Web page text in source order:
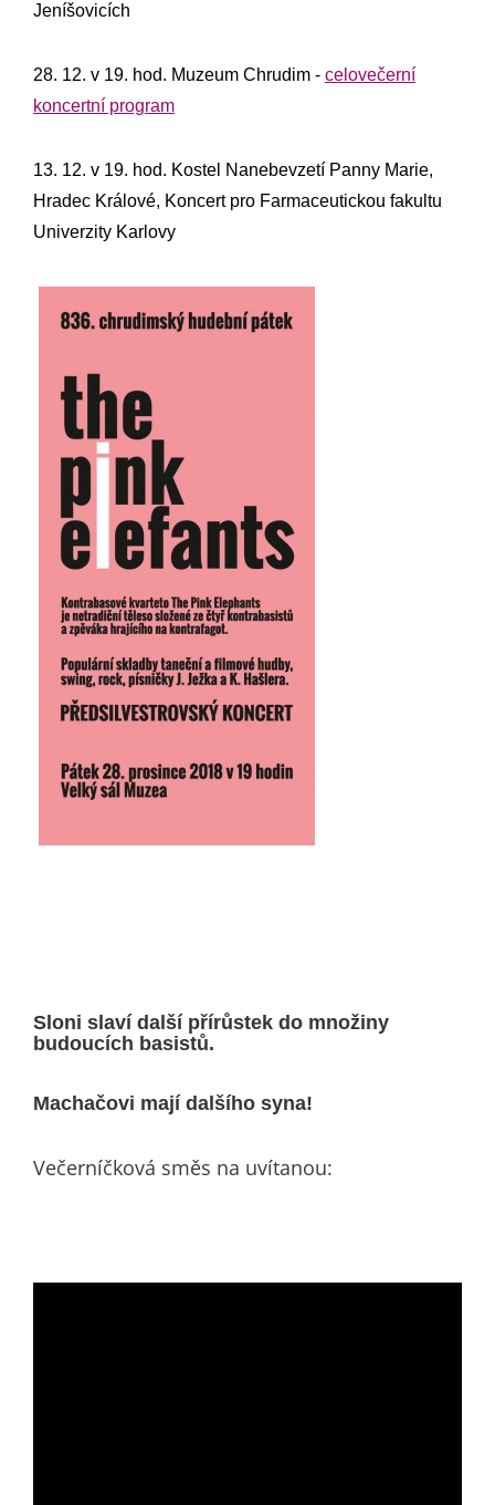
Jeníšovicích
28. 12. v 19. hod. Muzeum Chrudim - celovečerní
koncertní program
13. 12. v 19. hod. Kostel Nanebevzetí Panny Marie,
Hradec Králové, Koncert pro Farmaceutickou fakultu
Univerzity Karlovy
Sloni slaví další přírůstek do množiny
budoucích basistů.
Machačovi mají dalšího syna!
Večerníčková směs na uvítanou: